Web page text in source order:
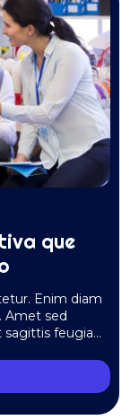
que
Enim diam
Amet sed
sagittis feugiat